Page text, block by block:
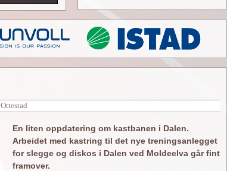
En liten oppdatering om kastbanen i Dalen.
Arbeidet med kastring til det nye treningsanlegget
for slegge og diskos i Dalen ved Moldeelva går fint
framover.